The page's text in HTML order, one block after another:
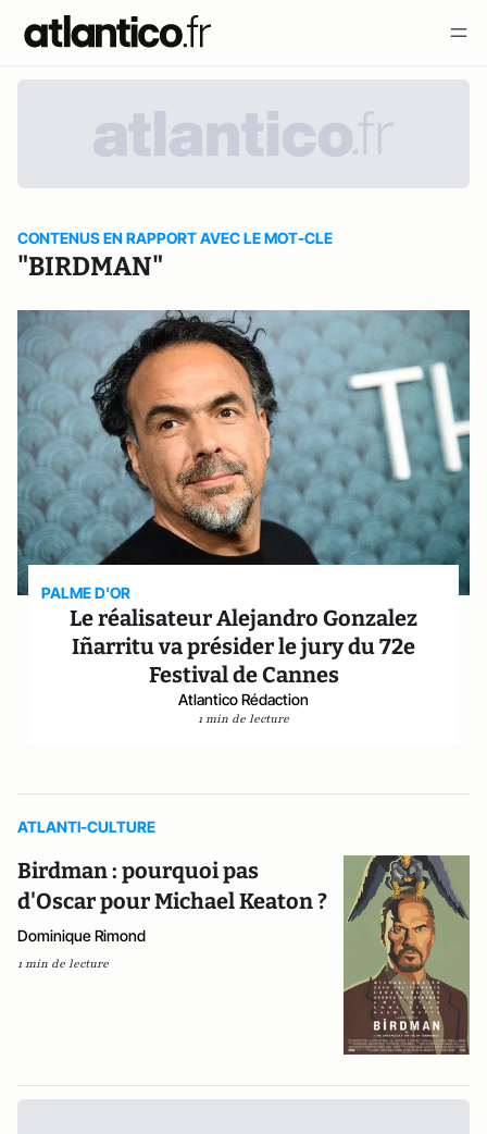
CONTENUS EN RAPPORT AVEC LE MOT-CLE
"BIRDMAN"
PALME D'OR
Le réalisateur Alejandro Gonzalez
Iñarritu va présider le jury du 72e
Festival de Cannes
Atlantico Rédaction
1 min de lecture
ATLANTI-CULTURE
Birdman : pourquoi pas
d'Oscar pour Michael Keaton ?
Dominique Rimond
1 min de lecture